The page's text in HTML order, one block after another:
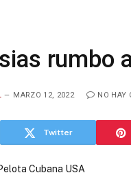
rumbo
MARZO 12, 2022 NO HAY
Twitter